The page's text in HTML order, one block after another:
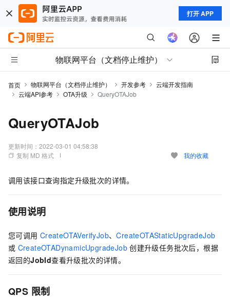
打开 APP
物联网平台（文档停止维护）
首页 物联网平台（文档停止维护） 开发参考
云端开发指南
云端API参考
OTA升级 QueryOTAJob
QueryOTAJob
更新时间： 2022-03-01 04:58:38
复制 MD 格式
我的收藏
调用该接口查询指定升级批次的详情。
使用说明
您可调用 CreateOTAVerifyJob、CreateOTAStaticUpgradeJob
或 CreateOTADynamicUpgradeJob 创建升级任务批次后，根据
返回的JobId查看升级批次的详情。
QPS 限制